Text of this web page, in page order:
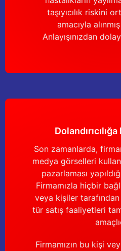
taşıyıcılık riskini
amacıyla
Anlayışınızdan
Son zamanlarda,
medya görselleri
pazarlaması
Firmamızla hiçbir
veya kişiler
tür satış faaliyetleri
Firmamızın bu kişi